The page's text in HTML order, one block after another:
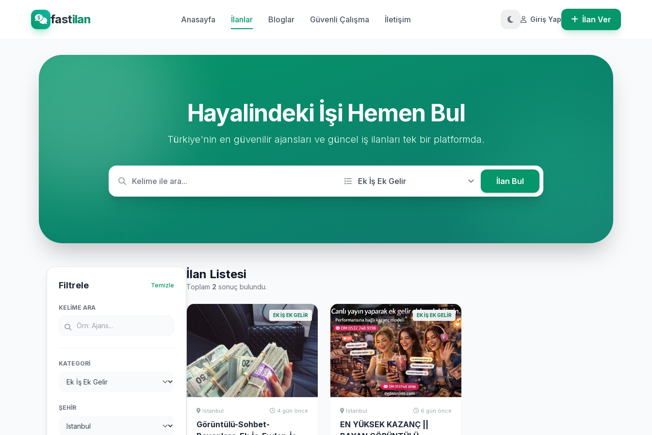
fastilan Anasayfa İlanlar Bloglar Güvenli Çalışma İletişim Giriş Yap İlan Ver
Hayalindeki İşi Hemen Bul
Türkiye'nin en güvenilir ajansları ve güncel iş ilanları tek bir platformda.
İlan Bul
Filtrele Temizle
KELIME ARA
KATEGORI
ŞEHIR
İlan Listesi
Toplam 2 sonuç bulundu.
EK İŞ EK GELIR
Istanbul 4 gün önce
Görüntülü-Sohbet-
EK İŞ EK GELIR
Istanbul 6 gün önce
EN YÜKSEK KAZANÇ ||